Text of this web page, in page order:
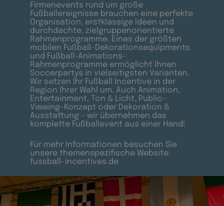
Firmenevents rund um große
Fußballereignisse brauchen eine perfekte
Organisation, erstklassige Ideen und
durchdachte, zielgruppenorientierte
Rahmenprogramme. Eines der größten
mobilen Fußball-Dekorationsequipments
und Fußball-Animations-
Rahmenprogramme ermöglicht Ihnen
Soccerpartys in vielseitigsten Varianten.
Wir setzen Ihr Fußball Incentive in der
Region Ihrer Wahl um. Auch Animation,
Entertainment, Ton & Licht, Public-
Viewing-Konzept oder Dekoration &
Ausstattung – wir übernehmen das
komplette Fußballevent aus einer Hand!
Für mehr Informationen besuchen Sie
unsere themenspezifische Website:
fussball-incentives.de